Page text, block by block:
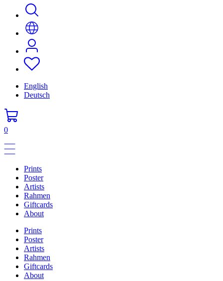
English
Deutsch
0
Prints
Poster
Artists
Rahmen
Giftcards
About
Prints
Poster
Artists
Rahmen
Giftcards
About